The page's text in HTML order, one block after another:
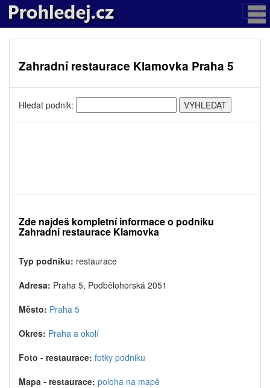
Zahradní restaurace Klamovka Praha 5
Hledat podnik:
Zde najdeš kompletní informace o podniku
Zahradní restaurace Klamovka
Typ podniku: restaurace
Adresa: Praha 5, Podbělohorská 2051
Město: Praha 5
Okres: Praha a okolí
Foto - restaurace: fotky podniku
Mapa - restaurace: poloha na mapě